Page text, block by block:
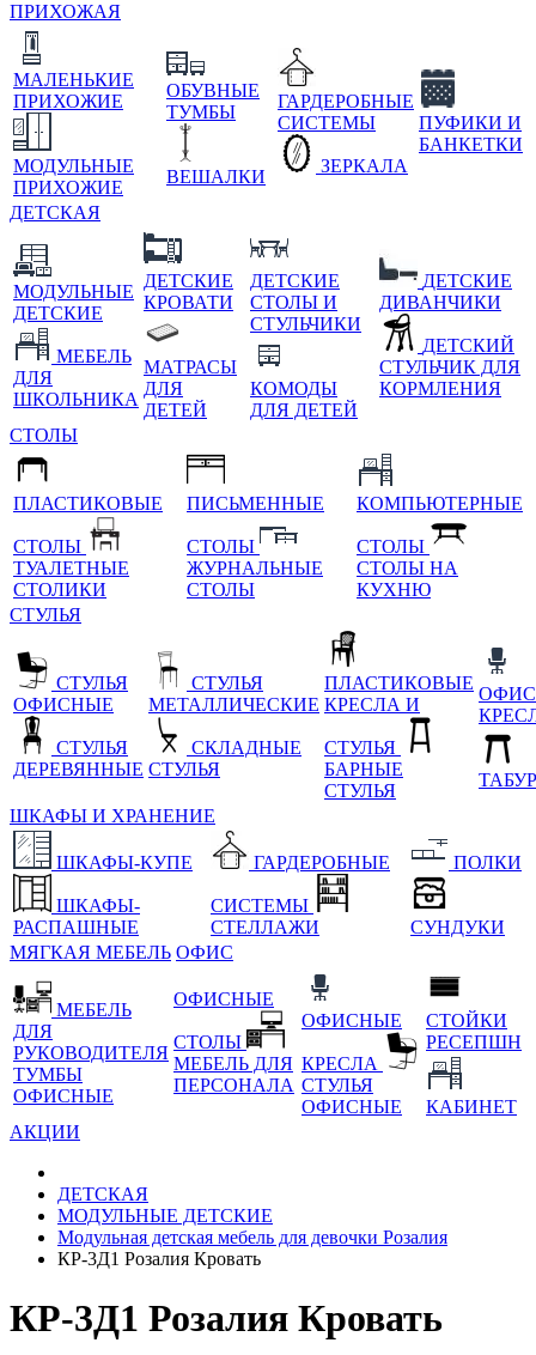
ПРИХОЖАЯ
МАЛЕНЬКИЕ
ПРИХОЖИЕ
МОДУЛЬНЫЕ
ПРИХОЖИЕ
ОБУВНЫЕ
ТУМБЫ
ВЕШАЛКИ
ГАРДЕРОБНЫЕ
СИСТЕМЫ
ЗЕРКАЛА
ПУФИКИ И
БАНКЕТКИ
ДЕТСКАЯ
МОДУЛЬНЫЕ
ДЕТСКИЕ
МЕБЕЛЬ
ДЛЯ
ШКОЛЬНИКА
ДЕТСКИЕ
КРОВАТИ
МАТРАСЫ
ДЛЯ
ДЕТЕЙ
ДЕТСКИЕ
СТОЛЫ И
СТУЛЬЧИКИ
КОМОДЫ
ДЛЯ ДЕТЕЙ
ДЕТСКИЕ
ДИВАНЧИКИ
ДЕТСКИЙ
СТУЛЬЧИК ДЛЯ
КОРМЛЕНИЯ
СТОЛЫ
ПЛАСТИКОВЫЕ
СТОЛЫ
ТУАЛЕТНЫЕ
СТОЛИКИ
ПИСЬМЕННЫЕ
СТОЛЫ
ЖУРНАЛЬНЫЕ
СТОЛЫ
КОМПЬЮТЕРНЫЕ
СТОЛЫ
СТОЛЫ НА
КУХНЮ
СТУЛЬЯ
СТУЛЬЯ
ОФИСНЫЕ
СТУЛЬЯ
ДЕРЕВЯННЫЕ
СТУЛЬЯ
МЕТАЛЛИЧЕСКИЕ
СКЛАДНЫЕ
СТУЛЬЯ
ПЛАСТИКОВЫЕ
КРЕСЛА И
СТУЛЬЯ
БАРНЫЕ
СТУЛЬЯ
ШКАФЫ И ХРАНЕНИЕ
ШКАФЫ-КУПЕ
ШКАФЫ-
РАСПАШНЫЕ
ГАРДЕРОБНЫЕ
СИСТЕМЫ
СТЕЛЛАЖИ
ПОЛКИ
СУНДУКИ
МЯГКАЯ МЕБЕЛЬ ОФИС
МЕБЕЛЬ
ДЛЯ
РУКОВОДИТЕЛЯ
ТУМБЫ
ОФИСНЫЕ
ОФИСНЫЕ
СТОЛЫ
МЕБЕЛЬ ДЛЯ
ПЕРСОНАЛА
ОФИСНЫЕ
КРЕСЛА
СТУЛЬЯ
ОФИСНЫЕ
СТОЙКИ
РЕСЕПШН
КАБИНЕТ
АКЦИИ
ДЕТСКАЯ
МОДУЛЬНЫЕ ДЕТСКИЕ
Модульная детская мебель для девочки Розалия
КР-3Д1 Розалия Кровать
КР-3Д1 Розалия Кровать